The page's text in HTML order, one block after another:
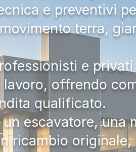
e preventivi
terra,
e
offrendo
qualificato.
escavatore, una
ricambio